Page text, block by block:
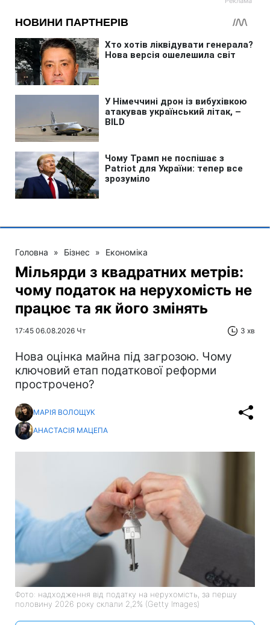
Головна » Бізнес » Економіка
Мільярди з квадратних метрів:
чому податок на нерухомість не
працює та як його змінять
17:45 06.08.2026 Чт 3 хв
Нова оцінка майна під загрозою. Чому
ключовий етап податкової реформи
прострочено?
МАРІЯ ВОЛОЩУК
АНАСТАСІЯ МАЦЕПА
Фото: надходження від податку на нерухомість, за першу
половину 2026 року склали 2,2% (Getty Images)